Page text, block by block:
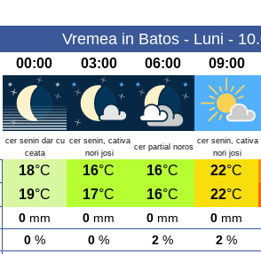
Vremea in Batos - Luni -
00:00 03:00 06:00 09:00
cer senin dar cu
ceata
cer senin, cativa
nori josi
cer partial noros
cer senin, cativa
nori josi
18°C 16°C 16°C 22°C
19°C 17°C 16°C 22°C
0 mm 0 mm 0 mm 0 mm
0 % 0 % 2 % 2 %